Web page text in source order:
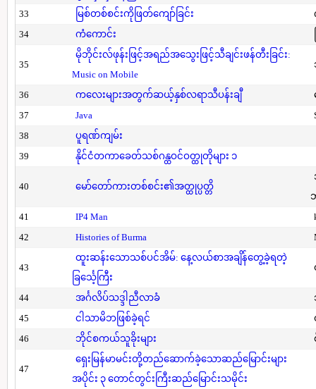
33
မြစ်တစ်စင်းကိုဖြတ်ကျော်ခြင်း
34
ကံကောင်း
35
မိုဘိုင်းလ်ဖုန်းဖြင့်အရည်အသွေးဖြင့်သီချင်းဖန်တီးခြင်း:
Music on Mobile
36 ကလေးများအတွက်ဆယ့်နှစ်လရာသီပန်းချီ
37
Java
38
ပူရဏ်ကျမ်း
39
နိုင်ငံတကာခေတ်သစ်ဂန္ထဝင်ဝတ္ထုတိုများ ၁
40 မော်တော်ကားတစ်စင်း၏အတ္ထုပ္ပတ္တိ
41
IP4 Man
42
Histories of Burma
43
ထူးဆန်းသောသစ်ပင်အိမ်: နေ့လယ်စာအချိန်တွေ့ခဲ့ရတဲ့
ခြင်္သေ့ကြီး
44 အင်္ဂလိပ်သဒ္ဒါညီလာခံ
45
ငါသာမိဘဖြစ်ခဲ့ရင်
46
ဘိုင်စကယ်သူခိုးများ
47
ရှေးမြန်မာမင်းတို့တည်ဆောက်ခဲ့သောဆည်မြောင်းများ
အပိုင်း ၃ တောင်တွင်းကြီးဆည်မြောင်းသမိုင်း